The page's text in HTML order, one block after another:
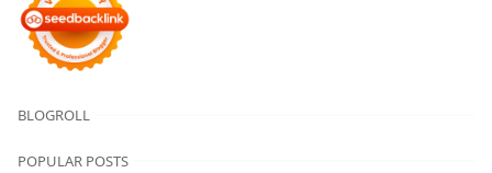
BLOGROLL
POPULAR POSTS